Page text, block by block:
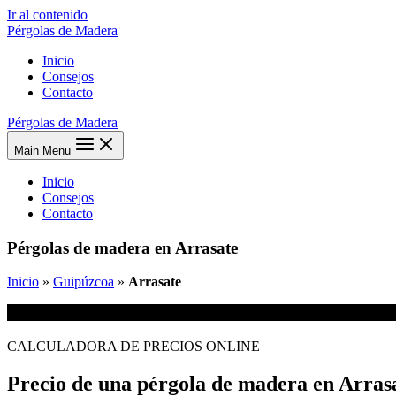
Ir al contenido
Pérgolas de Madera
Inicio
Consejos
Contacto
Pérgolas de Madera
Main Menu
Inicio
Consejos
Contacto
Pérgolas de madera en Arrasate
Inicio » Guipúzcoa » Arrasate
CALCULADORA DE PRECIOS ONLINE
Precio de una pérgola de madera en